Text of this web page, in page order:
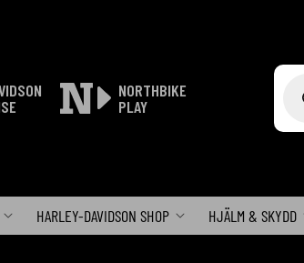
NORTHBIKE
PLAY
HARLEY-DAVIDSON SHOP HJÄLM & SKYDD